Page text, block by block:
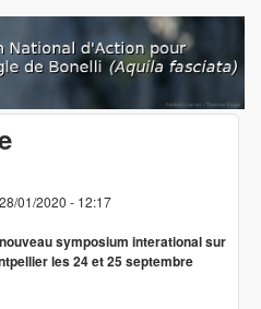
principal
01/2020 - 12:17
symposium interational sur
les 24 et 25 septembre